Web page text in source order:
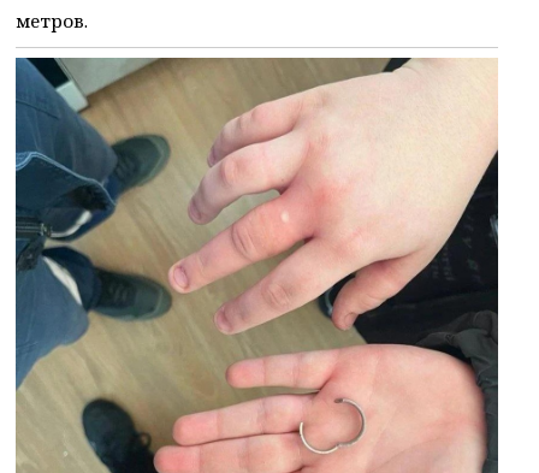
метров.